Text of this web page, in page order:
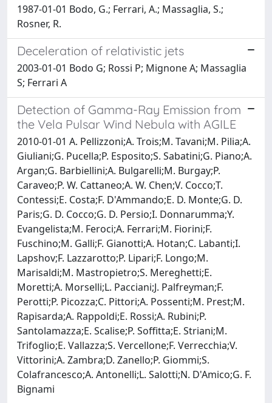
1987-01-01 Bodo, G.; Ferrari, A.; Massaglia, S.;
Rosner, R.
Deceleration of relativistic jets
2003-01-01 Bodo G; Rossi P; Mignone A; Massaglia
S; Ferrari A
Detection of Gamma-Ray Emission from
the Vela Pulsar Wind Nebula with AGILE
2010-01-01 A. Pellizzoni;A. Trois;M. Tavani;M. Pilia;A.
Giuliani;G. Pucella;P. Esposito;S. Sabatini;G. Piano;A.
Argan;G. Barbiellini;A. Bulgarelli;M. Burgay;P.
Caraveo;P. W. Cattaneo;A. W. Chen;V. Cocco;T.
Contessi;E. Costa;F. D'Ammando;E. D. Monte;G. D.
Paris;G. D. Cocco;G. D. Persio;I. Donnarumma;Y.
Evangelista;M. Feroci;A. Ferrari;M. Fiorini;F.
Fuschino;M. Galli;F. Gianotti;A. Hotan;C. Labanti;I.
Lapshov;F. Lazzarotto;P. Lipari;F. Longo;M.
Marisaldi;M. Mastropietro;S. Mereghetti;E.
Moretti;A. Morselli;L. Pacciani;J. Palfreyman;F.
Perotti;P. Picozza;C. Pittori;A. Possenti;M. Prest;M.
Rapisarda;A. Rappoldi;E. Rossi;A. Rubini;P.
Santolamazza;E. Scalise;P. Soffitta;E. Striani;M.
Trifoglio;E. Vallazza;S. Vercellone;F. Verrecchia;V.
Vittorini;A. Zambra;D. Zanello;P. Giommi;S.
Colafrancesco;A. Antonelli;L. Salotti;N. D'Amico;G. F.
Bignami